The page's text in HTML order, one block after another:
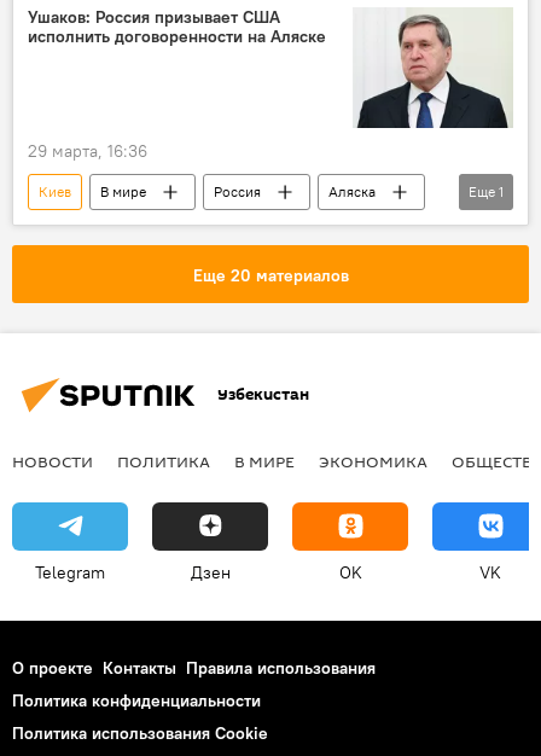
Владимир Зеленский
ВСУ
Евросоюз
США Иран
Ушаков: Россия призывает США
исполнить договоренности на Аляске
29 марта, 16:36
Киев В мире Россия
Аляска
США
Еще 1
Еще 20 материалов
Узбекистан
НОВОСТИ ПОЛИТИКА В МИРЕ ЭКОНОМИКА
Telegram Дзен OK VK
О проекте Контакты Правила использования
Политика конфиденциальности
Политика использования Cookie